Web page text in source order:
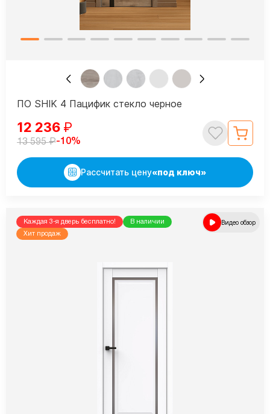
ПО SHIK 4 Пацифик стекло черное
12 236 ₽
13 595₽-10%
Рассчитать цену«под ключ»
Каждая 3-я дверь бесплатно!
В наличии
Хит продаж
Видео обзор